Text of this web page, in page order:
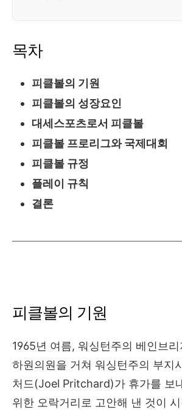
목차
피클볼의 기원
피클볼의 성장요인
대세스포츠로서 피클볼
피클볼 프로리그와 국제대회
피클볼 규정
플레이 규칙
결론
피클볼의 기원
1965년 여름, 워싱턴주의 베인브
하원의원을 거쳐 워싱턴주의 부지
처드(Joel Pritchard)가 휴가를 보
위한 오락거리로 고안해 낸 것이